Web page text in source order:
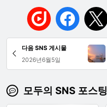
다음 SNS 게시물
2026년6월5일
모두의 SNS 포스팅